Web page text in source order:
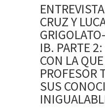
CRUZ Y
IB. PARTE
CON LA
PROFESOR
SUS